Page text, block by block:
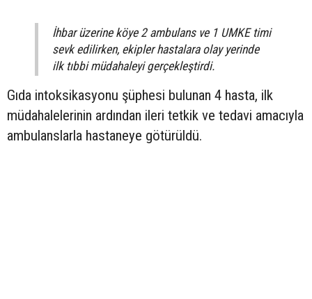
İhbar üzerine köye 2 ambulans ve 1 UMKE timi
sevk edilirken, ekipler hastalara olay yerinde
ilk tıbbi müdahaleyi gerçekleştirdi.
Gıda intoksikasyonu şüphesi bulunan 4 hasta, ilk
müdahalelerinin ardından ileri tetkik ve tedavi amacıyla
ambulanslarla hastaneye götürüldü.